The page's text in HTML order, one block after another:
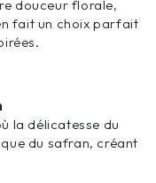
douceur florale,
fait un choix parfait
la délicatesse du
du safran, créant